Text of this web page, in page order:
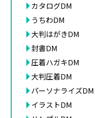
カタログDM
うちわDM
大判はがきDM
封書DM
圧着ハガキDM
大判圧着DM
パーソナライズDM
イラストDM